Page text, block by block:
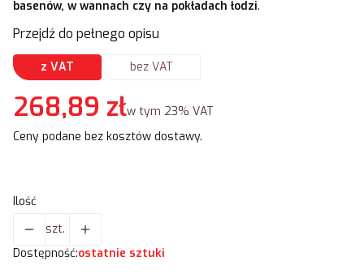
basenów, w wannach czy na pokładach łodzi.
Przejdź do pełnego opisu
z VAT bez VAT
Cena
268,89 złw tym 23% VAT
w tym 23% VAT
Ceny podane bez kosztów dostawy.
Ilość
szt.
Dostępność:ostatnie sztuki